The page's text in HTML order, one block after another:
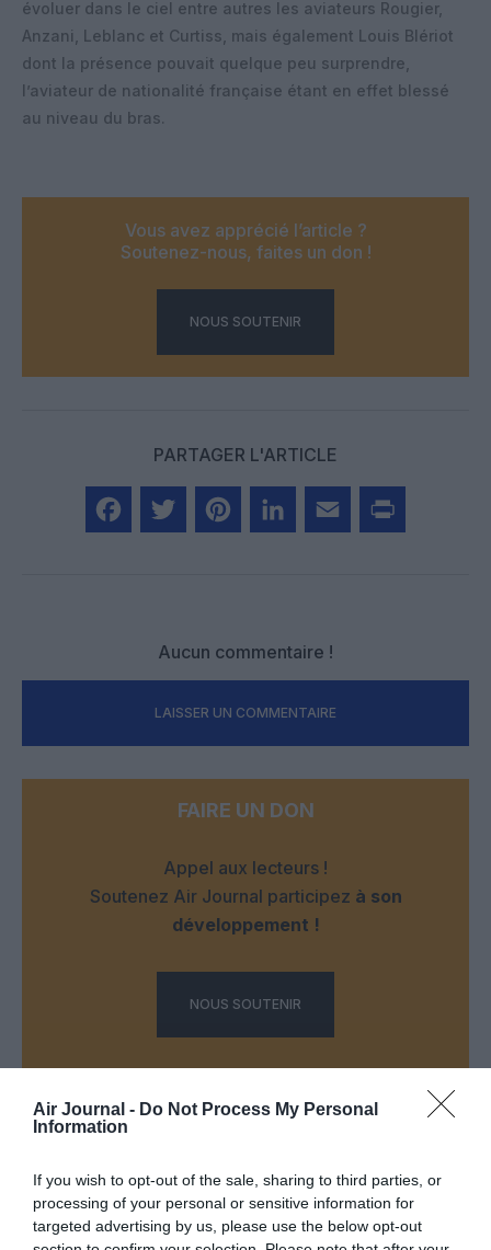
Air Journal - Do Not Process My Personal
Information
If you wish to opt-out of the sale, sharing to third parties, or
processing of your personal or sensitive information for
targeted advertising by us, please use the below opt-out
évoluer dans le ciel entre autres les aviateurs Rougier,
Anzani, Leblanc et Curtiss, mais également Louis Blériot
dont la présence pouvait quelque peu surprendre,
l’aviateur de nationalité française étant en effet blessé
au niveau du bras.
Vous avez apprécié l’article ?
Soutenez-nous, faites un don !
NOUS SOUTENIR
PARTAGER L'ARTICLE
Aucun commentaire !
LAISSER UN COMMENTAIRE
FAIRE UN DON
Appel aux lecteurs !
Soutenez Air Journal participez à son
développement !
NOUS SOUTENIR
DERNIERS COMMENTAIRES